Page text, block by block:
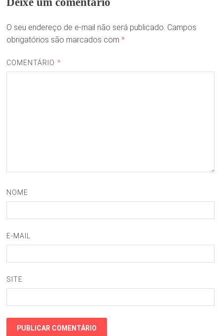
O seu endereço de e-mail não será publicado. Campos
obrigatórios são marcados com *
COMENTÁRIO *
NOME
E-MAIL
SITE